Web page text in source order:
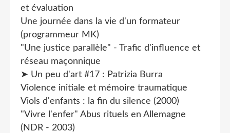
et évaluation
Une journée dans la vie d'un formateur
(programmeur MK)
"Une justice parallèle" - Trafic d'influence et
réseau maçonnique
➤ Un peu d'art #17 : Patrizia Burra
Violence initiale et mémoire traumatique
Viols d'enfants : la fin du silence (2000)
"Vivre l'enfer" Abus rituels en Allemagne
(NDR - 2003)